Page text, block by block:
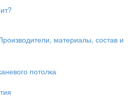
материалы, состав и
потолка